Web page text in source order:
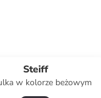
Steiff
w kolorze beżowym